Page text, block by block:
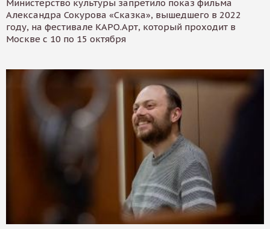
Министерство культуры запретило показ фильма
Александра Сокурова «Сказка», вышедшего в 2022
году, на фестивале КАРО.Арт, который проходит в
Москве с 10 по 15 октября